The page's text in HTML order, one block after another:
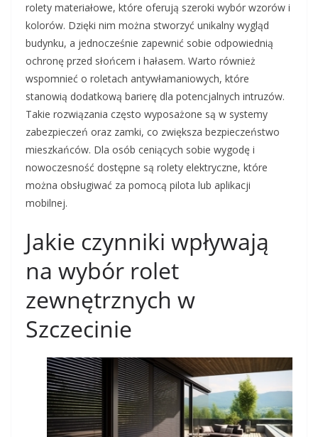
rolety materiałowe, które oferują szeroki wybór wzorów i
kolorów. Dzięki nim można stworzyć unikalny wygląd
budynku, a jednocześnie zapewnić sobie odpowiednią
ochronę przed słońcem i hałasem. Warto również
wspomnieć o roletach antywłamaniowych, które
stanowią dodatkową barierę dla potencjalnych intruzów.
Takie rozwiązania często wyposażone są w systemy
zabezpieczeń oraz zamki, co zwiększa bezpieczeństwo
mieszkańców. Dla osób ceniących sobie wygodę i
nowoczesność dostępne są rolety elektryczne, które
można obsługiwać za pomocą pilota lub aplikacji
mobilnej.
Jakie czynniki wpływają
na wybór rolet
zewnętrznych w
Szczecinie